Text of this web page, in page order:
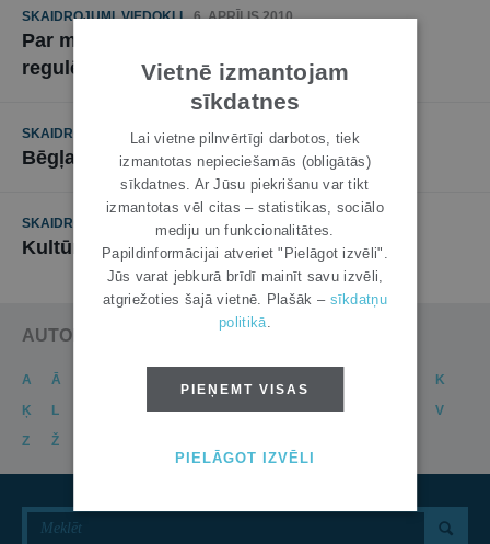
SKAIDROJUMI. VIEDOKĻI 6. APRĪLIS 2010
Par mākslas iespiedgrafiku kā tiesiskā
regulējuma objektu
SKAIDROJUMI. VIEDOKĻI 17. NOVEMBRIS 2009
Bēgļa statusa piešķiršanas problemātika
SKAIDROJUMI. VIEDOKĻI 10. MARTS 2009
Kultūras īpašuma tiesiskā aizsardzība
AUTORU KATALOGS
A Ā
K
Ķ
L N Ņ O P R S Š
V
Z
Ž
Vietnē izmantojam
sīkdatnes
Lai vietne pilnvērtīgi darbotos, tiek
izmantotas nepieciešamās (obligātās)
sīkdatnes. Ar Jūsu piekrišanu var tikt
izmantotas vēl citas – statistikas, sociālo
mediju un funkcionalitātes.
Papildinformācijai atveriet "Pielāgot izvēli".
Jūs varat jebkurā brīdī mainīt savu izvēli,
atgriežoties šajā vietnē. Plašāk – sīkdatņu
politikā
PIEŅEMT VISAS
PIELĀGOT IZVĒLI